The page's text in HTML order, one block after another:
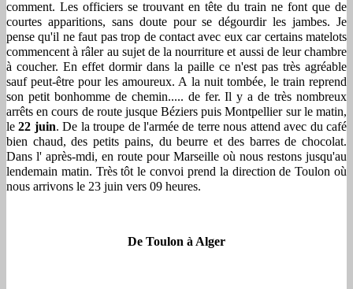
comment. Les officiers se trouvant en tête du train ne font que de
courtes apparitions, sans doute pour se dégourdir les jambes. Je
pense qu'il ne faut pas trop de contact avec eux car certains matelots
commencent à râler au sujet de la nourriture et aussi de leur chambre
à coucher. En effet dormir dans la paille ce n'est pas très agréable
sauf peut-être pour les amoureux. A la nuit tombée, le train reprend
son petit bonhomme de chemin..... de fer. Il y a de très nombreux
arrêts en cours de route jusque Béziers puis Montpellier sur le matin,
le22 juin. De la troupe de l'armée de terre nous attend avec du café
bien chaud, des petits pains, du beurre et des barres de chocolat.
Dans l' après-mdi, en route pour Marseille où nous restons jusqu'au
lendemain matin. Très tôt le convoi prend la direction de Toulon où
nous arrivons le 23 juin vers 09 heures.
De Toulon à Alger